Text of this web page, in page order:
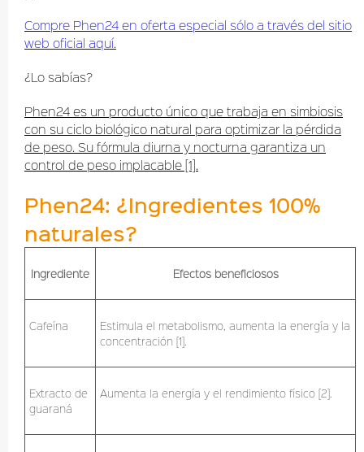
Compre Phen24 en oferta especial sólo a través del sitio
web oficial aquí.
¿Lo sabías?
Phen24 es un producto único que trabaja en simbiosis
con su ciclo biológico natural para optimizar la pérdida
de peso. Su fórmula diurna y nocturna garantiza un
control de peso implacable [1].
Phen24: ¿Ingredientes 100%
naturales?
Ingrediente Efectos beneficiosos
Cafeína
Estimula el metabolismo, aumenta la energía y la
concentración [1].
Extracto de
guaraná
Aumenta la energía y el rendimiento físico [2].